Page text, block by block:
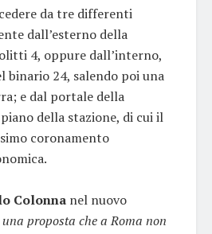
da tre differenti
dall’esterno della
4, oppure dall’interno,
binario 24, salendo poi una
e dal portale della
della stazione, di cui il
coronamento
Colonna nel nuovo
proposta che a Roma non